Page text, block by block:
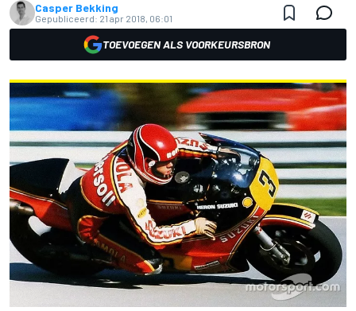
Casper Bekking
Gepubliceerd: 21 apr 2018, 06:01
TOEVOEGEN ALS VOORKEURSBRON